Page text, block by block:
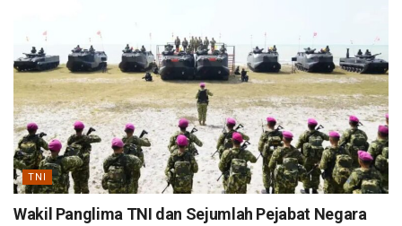
TNI
Wakil Panglima TNI dan Sejumlah Pejabat Negara